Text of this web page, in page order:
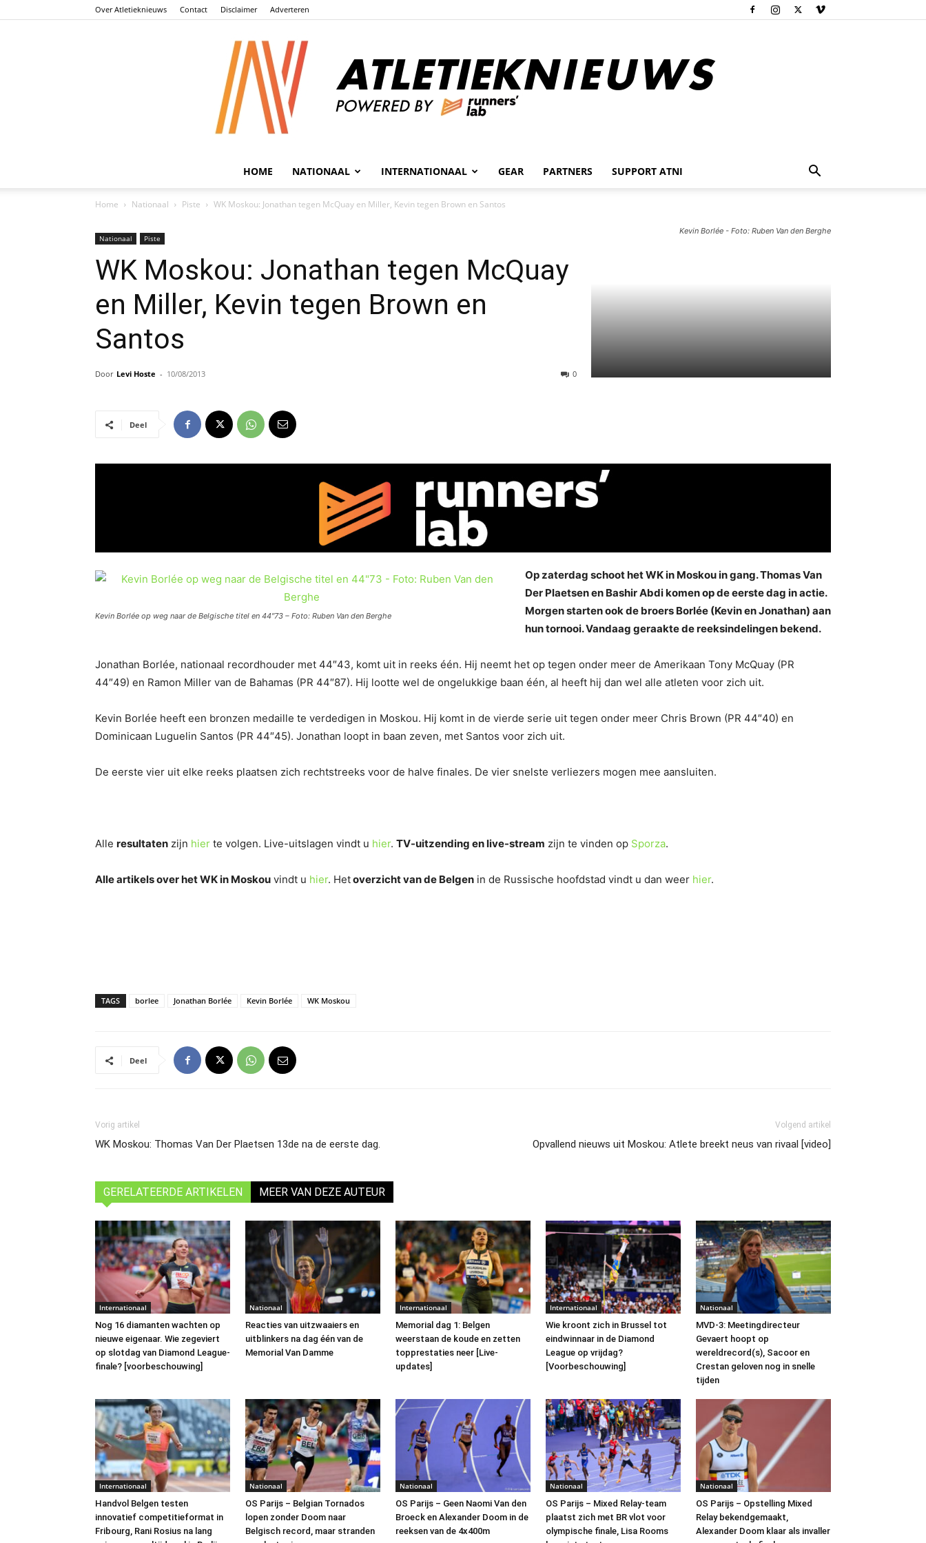
Over Atletieknieuws Contact Disclaimer Adverteren
Atletieknieuws
HOME NATIONAAL INTERNATIONAAL GEAR PARTNERS SUPPORT ATNI
Home Nationaal Piste WK Moskou: Jonathan tegen McQuay en Miller, Kevin tegen Brown en Santos
Kevin Borlée - Foto: Ruben Van den Berghe
Nationaal Piste
WK Moskou: Jonathan tegen McQuay
en Miller, Kevin tegen Brown en
Santos
Door Levi Hoste - 10/08/2013 0
Deel
Kevin Borlée op weg naar de Belgische titel en 44″73 – Foto: Ruben Van den Berghe
Op zaterdag schoot het WK in Moskou in gang. Thomas Van
Der Plaetsen en Bashir Abdi komen op de eerste dag in actie.
Morgen starten ook de broers Borlée (Kevin en Jonathan) aan
hun tornooi. Vandaag geraakte de reeksindelingen bekend.
Jonathan Borlée, nationaal recordhouder met 44″43, komt uit in reeks één. Hij neemt het op tegen onder meer de Amerikaan Tony McQuay (PR
44″49) en Ramon Miller van de Bahamas (PR 44″87). Hij lootte wel de ongelukkige baan één, al heeft hij dan wel alle atleten voor zich uit.
Kevin Borlée heeft een bronzen medaille te verdedigen in Moskou. Hij komt in de vierde serie uit tegen onder meer Chris Brown (PR 44″40) en
Dominicaan Luguelin Santos (PR 44″45). Jonathan loopt in baan zeven, met Santos voor zich uit.
De eerste vier uit elke reeks plaatsen zich rechtstreeks voor de halve finales. De vier snelste verliezers mogen mee aansluiten.
Alle resultaten zijn hier te volgen. Live-uitslagen vindt u hier. TV-uitzending en live-stream zijn te vinden op Sporza.
Alle artikels over het WK in Moskou vindt u hier. Hetoverzicht van de Belgen in de Russische hoofdstad vindt u dan weer hier.
TAGS borlee Jonathan Borlée Kevin Borlée WK Moskou
Deel
Vorig artikel
WK Moskou: Thomas Van Der Plaetsen 13de na de eerste dag.
Volgend artikel
Opvallend nieuws uit Moskou: Atlete breekt neus van rivaal [video]
GERELATEERDE ARTIKELEN MEER VAN DEZE AUTEUR
Internationaal
Nog 16 diamanten wachten op
nieuwe eigenaar. Wie zegeviert
op slotdag van Diamond League-
finale? [voorbeschouwing]
Nationaal
Reacties van uitzwaaiers en
uitblinkers na dag één van de
Memorial Van Damme
Internationaal
Memorial dag 1: Belgen
weerstaan de koude en zetten
topprestaties neer [Live-
updates]
Internationaal
Wie kroont zich in Brussel tot
eindwinnaar in de Diamond
League op vrijdag?
[Voorbeschouwing]
Nationaal
MVD-3: Meetingdirecteur
Gevaert hoopt op
wereldrecord(s), Sacoor en
Crestan geloven nog in snelle
tijden
Internationaal
Handvol Belgen testen
innovatief competitieformat in
Fribourg, Rani Rosius na lang
Nationaal
OS Parijs – Belgian Tornados
lopen zonder Doom naar
Belgisch record, maar stranden
Nationaal
OS Parijs – Geen Naomi Van den
Broeck en Alexander Doom in de
reeksen van de 4x400m
Nationaal
OS Parijs – Mixed Relay-team
plaatst zich met BR vlot voor
olympische finale, Lisa Rooms
Nationaal
OS Parijs – Opstelling Mixed
Relay bekendgemaakt,
Alexander Doom klaar als invaller